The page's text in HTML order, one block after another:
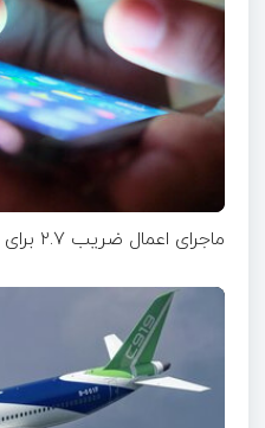
ماجرای اعمال ضریب ۲.۷ برای اینترنت بین‌الملل چیست؟